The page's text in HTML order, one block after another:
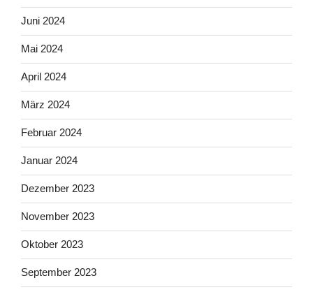
Juni 2024
Mai 2024
April 2024
März 2024
Februar 2024
Januar 2024
Dezember 2023
November 2023
Oktober 2023
September 2023